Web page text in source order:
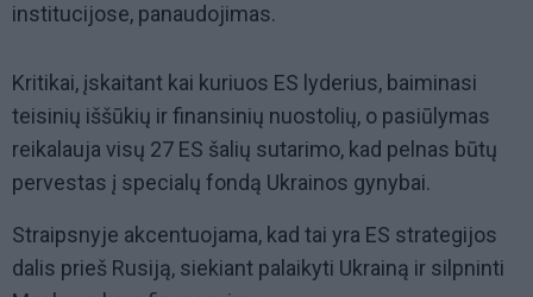
institucijose, panaudojimas.
Kritikai, įskaitant kai kuriuos ES lyderius, baiminasi
teisinių iššūkių ir finansinių nuostolių, o pasiūlymas
reikalauja visų 27 ES šalių sutarimo, kad pelnas būtų
pervestas į specialų fondą Ukrainos gynybai.
Straipsnyje akcentuojama, kad tai yra ES strategijos
dalis prieš Rusiją, siekiant palaikyti Ukrainą ir silpninti